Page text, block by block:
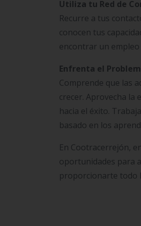
Utiliza tu Red de
Recurre a tus
conocen tus
encontrar un
Enfrenta el
Comprende que las
crecer. Aprovecha
hacia el éxito.
basado en los
En Cootracerrejón,
oportunidades para
proporcionarte todo